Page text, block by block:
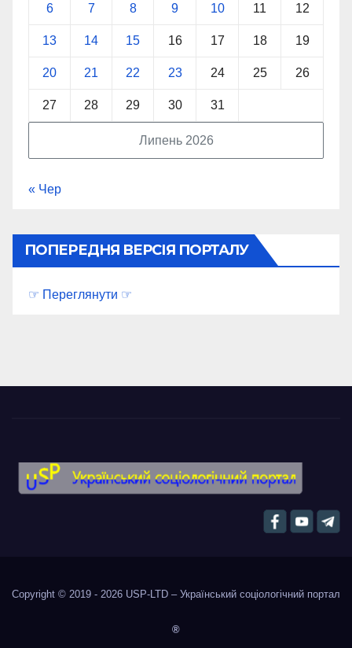
Липень 2026
6 7 8 9 10 11 12
13 14 15 16 17 18 19
20 21 22 23 24 25 26
27 28 29 30 31
« Чер
ПОПЕРЕДНЯ ВЕРСІЯ ПОРТАЛУ
☞ Переглянути ☞
Copyright © 2019 - 2026 USP-LTD – Український соціологічний портал
®